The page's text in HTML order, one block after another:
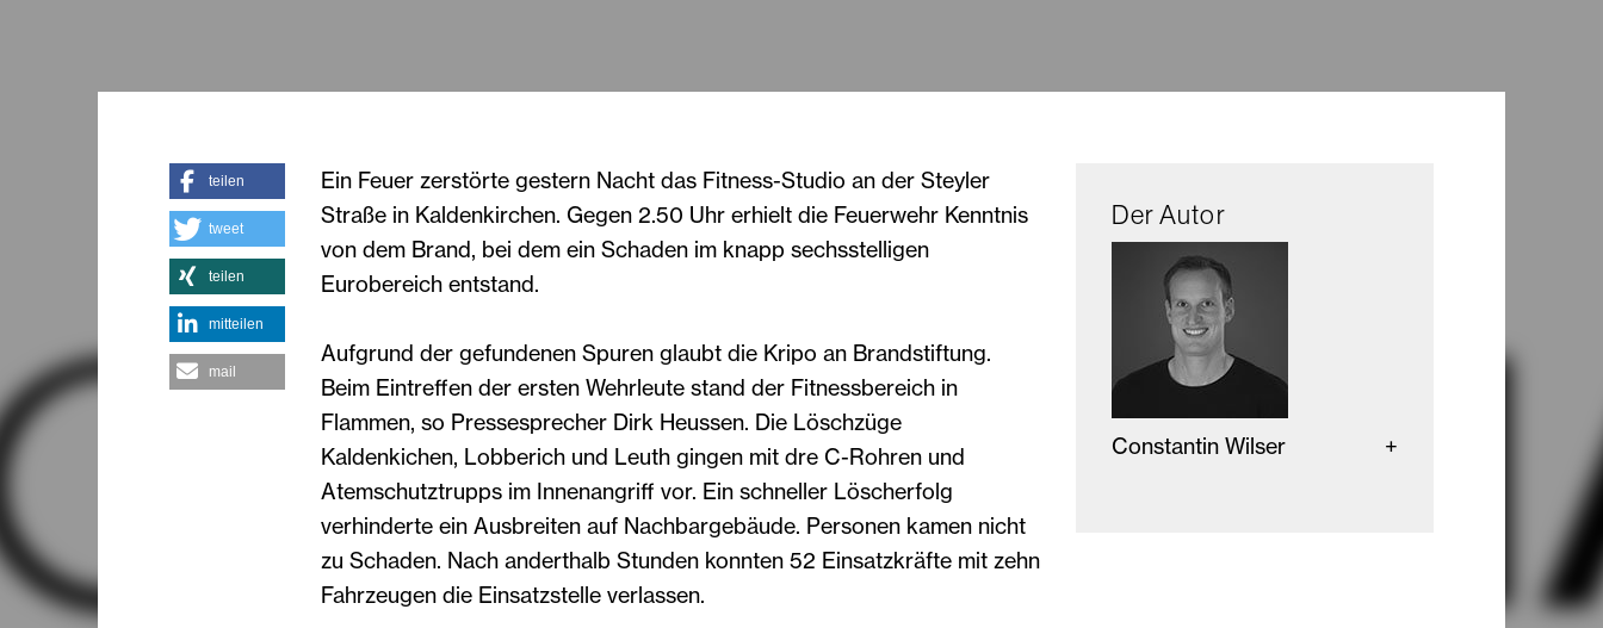
Ein Feuer zerstörte gestern Nacht das Fitness-Studio an der Steyler
Straße in Kaldenkirchen. Gegen 2.50 Uhr erhielt die Feuerwehr Kenntnis
von dem Brand, bei dem ein Schaden im knapp sechsstelligen
Eurobereich entstand.
Aufgrund der gefundenen Spuren glaubt die Kripo an Brandstiftung.
Beim Eintreffen der ersten Wehrleute stand der Fitnessbereich in
Flammen, so Pressesprecher Dirk Heussen. Die Löschzüge
Kaldenkichen, Lobberich und Leuth gingen mit dre C-Rohren und
Atemschutztrupps im Innenangriff vor. Ein schneller Löscherfolg
verhinderte ein Ausbreiten auf Nachbargebäude. Personen kamen nicht
zu Schaden. Nach anderthalb Stunden konnten 52 Einsatzkräfte mit zehn
Fahrzeugen die Einsatzstelle verlassen.
teilen
tweet
teilen
mitteilen
mail
Der Autor
Constantin Wilser